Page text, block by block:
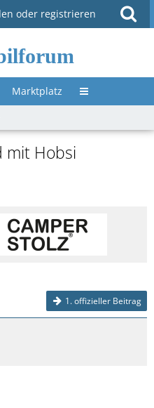
oder registrieren
Marktplatz Untermenü »
mit Hobsi
1. offizieller Beitrag